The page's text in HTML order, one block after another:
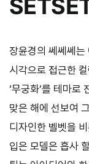
장윤경의 쎄쎄쎄는
시각으로 접근한
‘무궁화’를 테마로
맞은 해에 선보여
디자인한 벨벳을
입은 모델은 흡사